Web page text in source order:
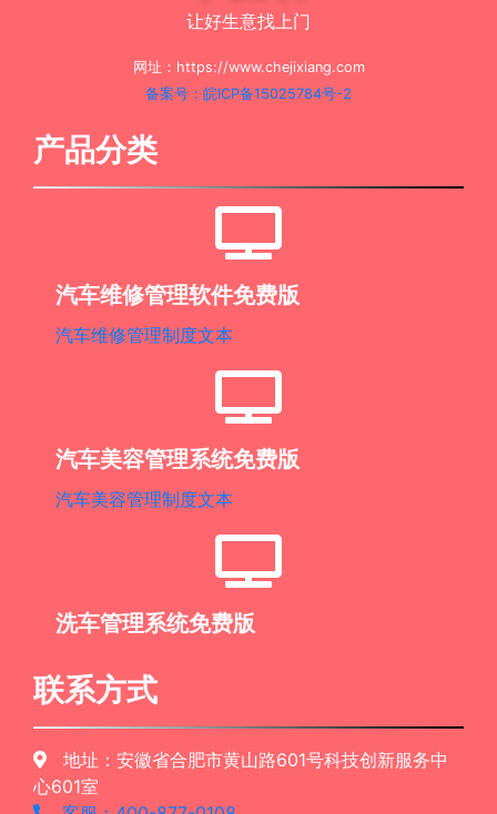
让好生意找上门
网址：https://www.chejixiang.com
备案号：皖ICP备15025784号-2
产品分类
汽车维修管理软件免费版
汽车维修管理制度文本
汽车美容管理系统免费版
汽车美容管理制度文本
洗车管理系统免费版
联系方式
地址：安徽省合肥市黄山路601号科技创新服务中
心601室